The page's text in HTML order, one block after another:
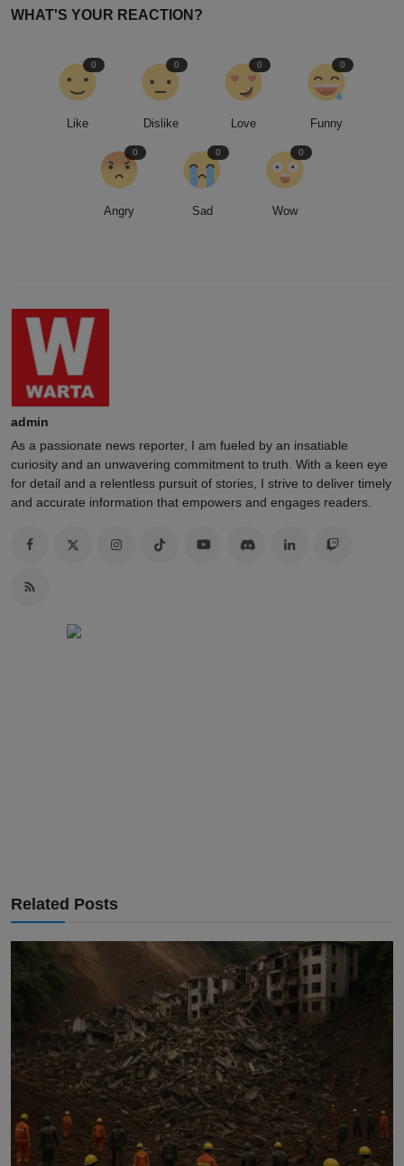
WHAT'S YOUR REACTION?
Like
0
Dislike
0
Love
0
Funny
0
Angry
0
Sad
0
Wow
0
admin
As a passionate news reporter, I am fueled by an insatiable
curiosity and an unwavering commitment to truth. With a keen eye
for detail and a relentless pursuit of stories, I strive to deliver timely
and accurate information that empowers and engages readers.
Related Posts